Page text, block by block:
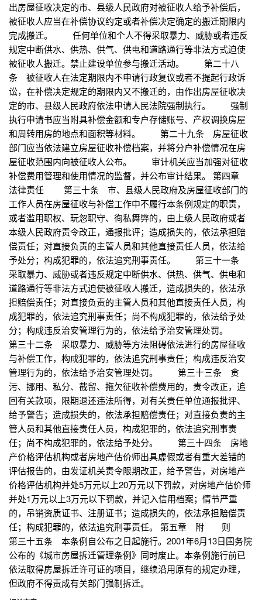
出房屋征收决定的市、县级人民政府对被征收人给予补偿后，
被征收人应当在补偿协议约定或者补偿决定确定的搬迁期限内
完成搬迁。 任何单位和个人不得采取暴力、威胁或者违反
规定中断供水、供热、供气、供电和道路通行等非法方式迫使
被征收人搬迁。禁止建设单位参与搬迁活动。 第二十八
条 被征收人在法定期限内不申请行政复议或者不提起行政诉
讼，在补偿决定规定的期限内又不搬迁的，由作出房屋征收决
定的市、县级人民政府依法申请人民法院强制执行。 强制
执行申请书应当附具补偿金额和专户存储账号、产权调换房屋
和周转用房的地点和面积等材料。 第二十九条 房屋征收
部门应当依法建立房屋征收补偿档案，并将分户补偿情况在房
屋征收范围内向被征收人公布。 审计机关应当加强对征收
补偿费用管理和使用情况的监督，并公布审计结果。 第四章
法律责任 第三十条 市、县级人民政府及房屋征收部门的
工作人员在房屋征收与补偿工作中不履行本条例规定的职责，
或者滥用职权、玩忽职守、徇私舞弊的，由上级人民政府或者
本级人民政府责令改正，通报批评；造成损失的，依法承担赔
偿责任；对直接负责的主管人员和其他直接责任人员，依法给
予处分；构成犯罪的，依法追究刑事责任。 第三十一条
采取暴力、威胁或者违反规定中断供水、供热、供气、供电和
道路通行等非法方式迫使被征收人搬迁，造成损失的，依法承
担赔偿责任；对直接负责的主管人员和其他直接责任人员，构
成犯罪的，依法追究刑事责任；尚不构成犯罪的，依法给予处
分；构成违反治安管理行为的，依法给予治安管理处罚。
第三十二条 采取暴力、威胁等方法阻碍依法进行的房屋征收
与补偿工作，构成犯罪的，依法追究刑事责任；构成违反治安
管理行为的，依法给予治安管理处罚。 第三十三条 贪
污、挪用、私分、截留、拖欠征收补偿费用的，责令改正，追
回有关款项，限期退还违法所得，对有关责任单位通报批评、
给予警告；造成损失的，依法承担赔偿责任；对直接负责的主
管人员和其他直接责任人员，构成犯罪的，依法追究刑事责
任；尚不构成犯罪的，依法给予处分。 第三十四条 房地
产价格评估机构或者房地产估价师出具虚假或者有重大差错的
评估报告的，由发证机关责令限期改正，给予警告，对房地产
价格评估机构并处5万元以上20万元以下罚款，对房地产估价师
并处1万元以上3万元以下罚款，并记入信用档案；情节严重
的，吊销资质证书、注册证书；造成损失的，依法承担赔偿责
任；构成犯罪的，依法追究刑事责任。 第五章 附 则
第三十五条 本条例自公布之日起施行。2001年6月13日国务院
公布的《城市房屋拆迁管理条例》同时废止。本条例施行前已
依法取得房屋拆迁许可证的项目，继续沿用原有的规定办理，
但政府不得责成有关部门强制拆迁。